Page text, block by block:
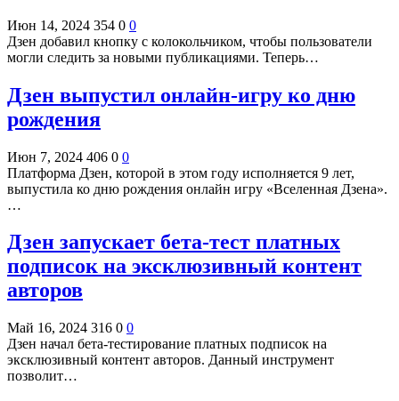
Июн 14, 2024 354 0 0
Дзен добавил кнопку с колокольчиком, чтобы пользователи
могли следить за новыми публикациями. Теперь…
Дзен выпустил онлайн-игру ко дню
рождения
Июн 7, 2024 406 0 0
Платформа Дзен, которой в этом году исполняется 9 лет,
выпустила ко дню рождения онлайн игру «Вселенная Дзена».
…
Дзен запускает бета-тест платных
подписок на эксклюзивный контент
авторов
Май 16, 2024 316 0 0
Дзен начал бета-тестирование платных подписок на
эксклюзивный контент авторов. Данный инструмент
позволит…